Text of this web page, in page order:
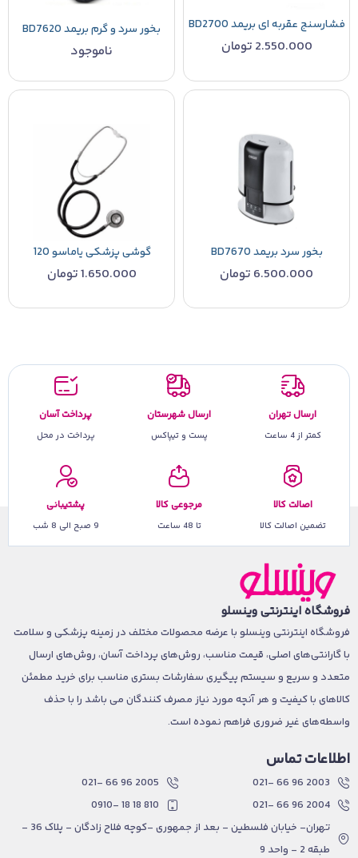
فشارسنج عقربه ای بریمد BD2700
2.550.000 تومان
بخور سرد و گرم بریمد BD7620
ناموجود
بخور سرد بریمد BD7670
6.500.000 تومان
گوشی پزشکی یاماسو 120
1.650.000تومان
ارسال تهران
کمتر از 4 ساعت
ارسال شهرستان
پست و تیپاکس
پرداخت آسان
پرداخت در محل
اصالت کالا
تضمین اصالت کالا
مرجوعی کالا
تا 48 ساعت
پشتیبانی
9 صبح الی 8 شب
فروشگاه اینترنتی وینسلو
فروشگاه اینترنتی وینسلو با عرضه محصولات مختلف در زمینه پزشکی و سلامت
با گارانتی‌های اصلی، قیمت مناسب، روش‌های پرداخت آسان، روش‌های ارسال
متعدد و سریع و سیستم پیگیری سفارشات بستری مناسب برای خرید مطمئن
کالاهای با کیفیت و هر آنچه مورد نیاز مصرف کنندگان می باشد را با حذف
واسطه‌های غیر ضروری فراهم نموده است.
اطلاعات تماس
2003 96 66 -021
2004 96 66 -021
2005 96 66 -021
810 18 18 -0910
تهران- خیابان فلسطین - بعد از جمهوری -کوچه فلاح زادگان - پلاک 36 -
طبقه 2 - واحد 9